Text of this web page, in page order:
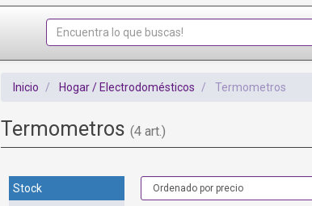
Inicio Hogar / Electrodomésticos Termometros
Termometros (4 art.)
Stock